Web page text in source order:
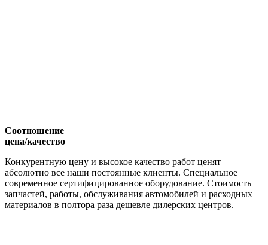
Соотношение
цена/качество
Конкурентную цену и высокое качество работ ценят
абсолютно все наши постоянные клиенты. Специальное
современное сертифицированное оборудование. Стоимость
запчастей, работы, обслуживания автомобилей и расходных
материалов в полтора раза дешевле дилерских центров.